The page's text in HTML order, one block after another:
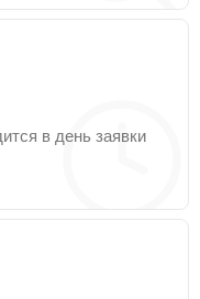
в день заявки